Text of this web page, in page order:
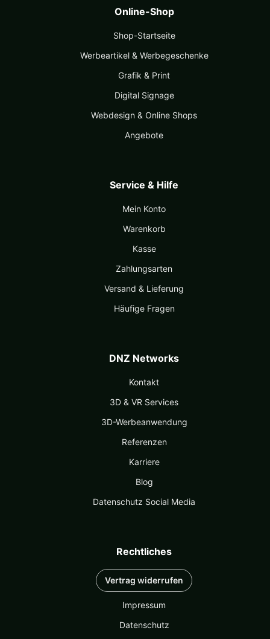
Online-Shop
Shop-Startseite
Werbeartikel & Werbegeschenke
Grafik & Print
Digital Signage
Webdesign & Online Shops
Angebote
Service & Hilfe
Mein Konto
Warenkorb
Kasse
Zahlungsarten
Versand & Lieferung
Häufige Fragen
DNZ Networks
Kontakt
3D & VR Services
3D-Werbeanwendung
Referenzen
Karriere
Blog
Datenschutz Social Media
Rechtliches
Vertrag widerrufen
Impressum
Datenschutz